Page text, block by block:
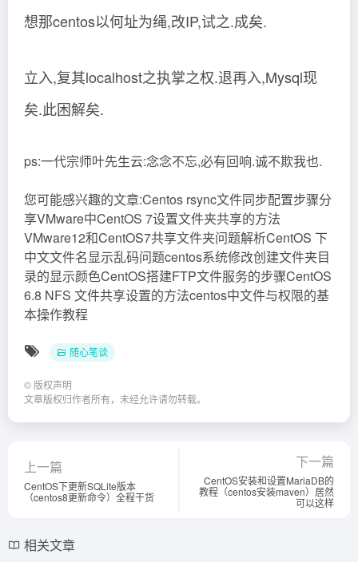
想那centos以何址为绳,改IP,试之.成矣.
立入,复其localhost之执掌之权.退再入,Mysql现
矣.此困解矣.
ps:一代宗师叶先生云:念念不忘,必有回响.诚不欺我也.
您可能感兴趣的文章:Centos rsync文件同步配置步骤分
享VMware中CentOS 7设置文件夹共享的方法
VMware12和CentOS7共享文件夹问题解析CentOS 下
中文文件名显示乱码问题centos系统修改创建文件夹目
录的显示颜色CentOS搭建FTP文件服务的步骤CentOS
6.8 NFS 文件共享设置的方法centos中文件与权限的基
本操作教程
随心笔谈
© 版权声明
文章版权归作者所有，未经允许请勿转载。
上一篇
CentOS下更新SQLite版本
（centos8更新命令）全程干货
下一篇
CentOS安装和设置MariaDB的
教程（centos安装maven）居然
可以这样
相关文章